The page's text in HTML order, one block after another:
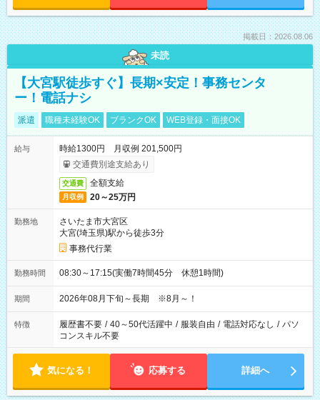
掲載日：2026.08.06
未読
【大宮駅徒歩すぐ】長期×安定！事務センタ
ー！電話ナシ
派遣 職種未経験OK ブランクOK WEB登録・面接OK
給与
時給1300円 月収例 201,500円
交通費別途支給あり
交通費 全額支給
月収例 20～25万円
勤務地
さいたま市大宮区
大宮(埼玉県)駅から徒歩3分
事務代行業
勤務時間 08:30～17:15(実働7時間45分 休憩1時間)
期間 2026年08月下旬～長期 ※8月～！
特徴 履歴書不要 / 40～50代活躍中 / 服装自由 / 電話対応なし / パソ
コンスキル不要
気になる！ 応募する 詳細へ